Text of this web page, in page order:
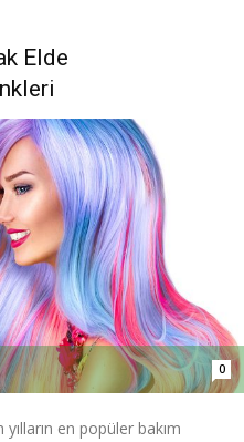
Elde
0
en popüler bakım